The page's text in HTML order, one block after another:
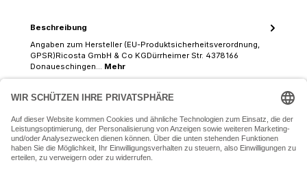
Beschreibung
Angaben zum Hersteller (EU-Produktsicherheitsverordnung,
GPSR)Ricosta GmbH & Co KGDürrheimer Str. 4378166
Donaueschingen… Mehr
07243 54050 (Mo-Fr: 9.30 - 18:30 Uhr Sa: 9:30 - 16 Uhr)
SERVICE-HOTLINE